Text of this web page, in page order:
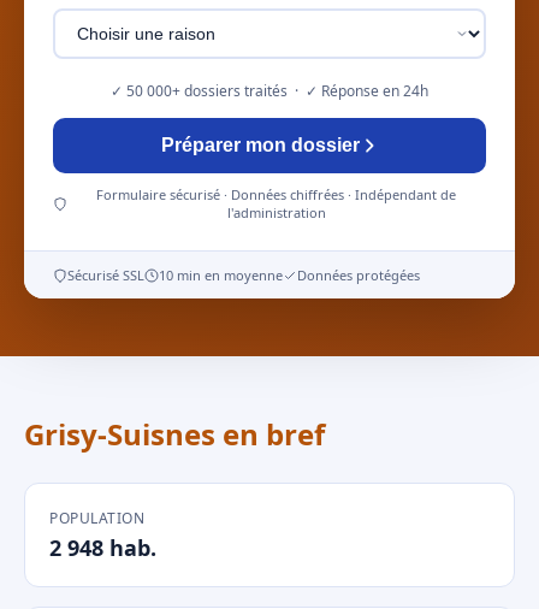
✓ 50 000+ dossiers traités · ✓ Réponse en 24h
Préparer mon dossier
Formulaire sécurisé · Données chiffrées · Indépendant de
l'administration
Sécurisé SSL 10 min en moyenne Données protégées
Grisy-Suisnes en bref
POPULATION
2 948 hab.